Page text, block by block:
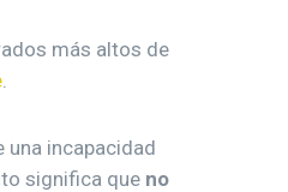
más altos de
una incapacidad
significa que no